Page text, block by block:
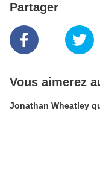
Partager
Vous aimerez
Jonathan Wheatley